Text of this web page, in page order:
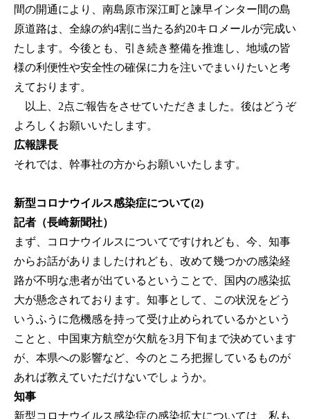
間の開通により、南島原市深江町と諫早インター間の島
原道路は、全線の約4割に当たる約20キロメールが完成い
たします。今後とも、引き続き整備を推進し、地域の皆
様の利便性や安全性の確保に力を注いでまいりたいと考
えております。
以上、2点ご報告をさせていただきました。後はどうぞ
よろしくお願いいたします。
広報課長
それでは、幹事社の方からお願いいたします。
新型コロナウイルス感染症について(2)
記者（長崎新聞社）
まず、コロナウイルスについてですけれども、今、知事
からお話がありましたけれども、改めて幾つかの感染経
路が不明な患者が出ているということで、国内の感染拡
大が懸念されております。知事として、この状況をどう
いうふうに危機感を持って受け止められているかという
ことと、中国東方航空が欠航を3月下旬まで決めています
が、本県への影響など、今のところ把握しているものが
あれば教えていただけないでしょうか。
知事
新型コロナウイルス感染症の感染拡大については、私も